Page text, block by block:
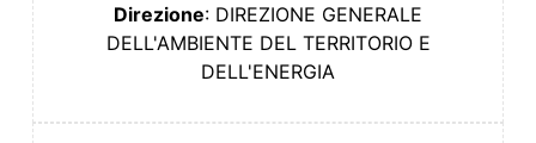
Direzione: DIREZIONE GENERALE
DELL'AMBIENTE DEL TERRITORIO E
DELL'ENERGIA